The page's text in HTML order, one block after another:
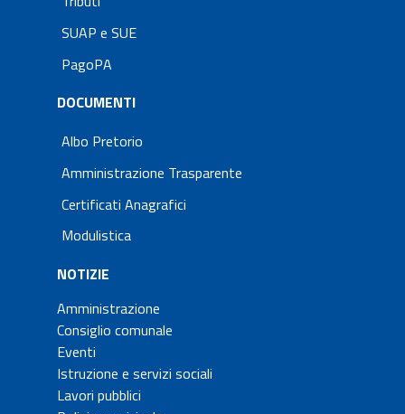
SUAP e SUE
PagoPA
DOCUMENTI
Albo Pretorio
Amministrazione Trasparente
Certificati Anagrafici
Modulistica
NOTIZIE
Amministrazione
Consiglio comunale
Eventi
Istruzione e servizi sociali
Lavori pubblici